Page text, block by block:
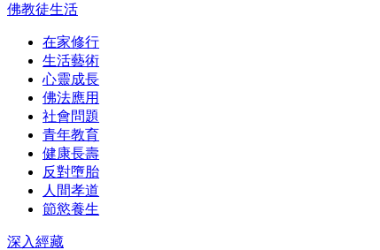
佛教徒生活
在家修行
生活藝術
心靈成長
佛法應用
社會問題
青年教育
健康長壽
反對墮胎
人間孝道
節慾養生
深入經藏